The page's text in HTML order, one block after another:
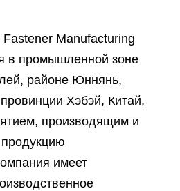
Manufacturing
в промышленной зоне
районе Юннянь,
Хэбэй, Китай,
производящим и
имеет